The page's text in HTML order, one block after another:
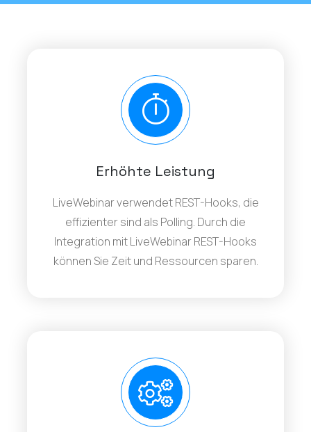
Erhöhte Leistung
LiveWebinar verwendet REST-Hooks, die
effizienter sind als Polling. Durch die
Integration mit LiveWebinar REST-Hooks
können Sie Zeit und Ressourcen sparen.